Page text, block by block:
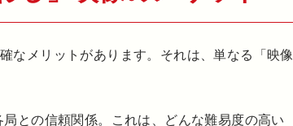
なメリットがあります。それは、単なる「映像
との信頼関係。これは、どんな難易度の高い